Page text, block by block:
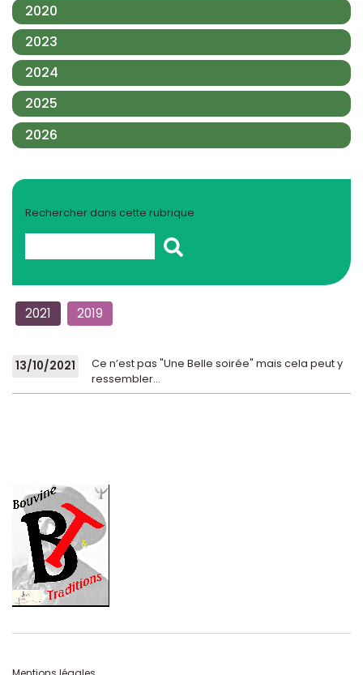
2020
2023
2024
2025
2026
Rechercher dans cette rubrique
2021 2019
13/10/2021
Ce n’est pas "Une Belle soirée" mais cela peut y
ressembler...